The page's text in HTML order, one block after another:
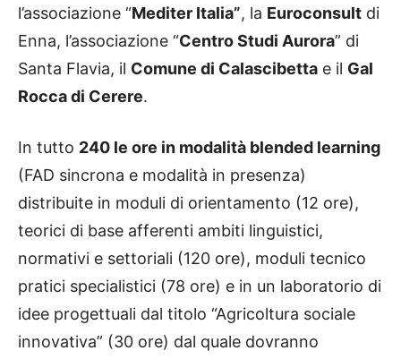
l’associazione “Mediter Italia”, la Euroconsult di
Enna, l’associazione “Centro Studi Aurora” di
Santa Flavia, il Comune di Calascibetta e il Gal
Rocca di Cerere.
In tutto 240 le ore in modalità blended learning
(FAD sincrona e modalità in presenza)
distribuite in moduli di orientamento (12 ore),
teorici di base afferenti ambiti linguistici,
normativi e settoriali (120 ore), moduli tecnico
pratici specialistici (78 ore) e in un laboratorio di
idee progettuali dal titolo “Agricoltura sociale
innovativa” (30 ore) dal quale dovranno